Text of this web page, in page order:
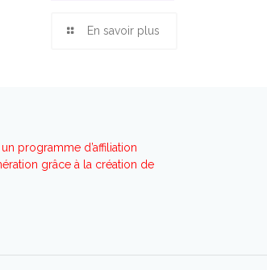
En savoir plus
programme d’affiliation
grâce à la création de